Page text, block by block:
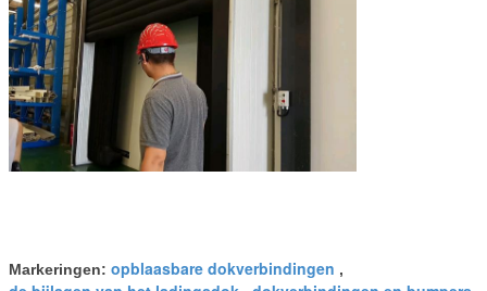
Markeringen: opblaasbare dokverbindingen ,